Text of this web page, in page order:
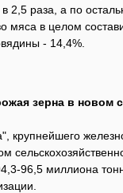
2,5 раза, а по
мяса в целом
- 14,4%.
зерна в новом
крупнейшего
96,5 миллиона